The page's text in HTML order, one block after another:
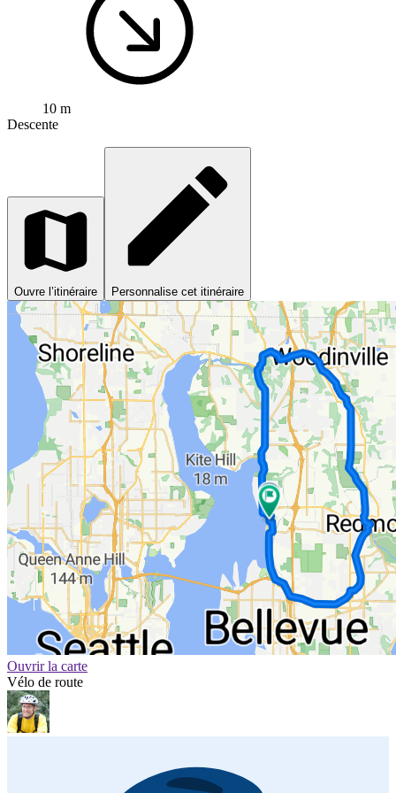
10 m
Descente
Ouvre l’itinéraire Personnalise cet itinéraire
Ouvrir la carte
Vélo de route